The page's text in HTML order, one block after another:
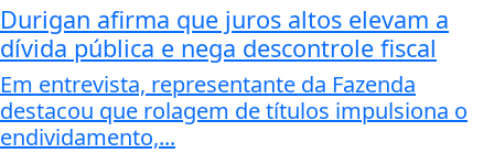
Durigan afirma que juros altos elevam a
dívida pública e nega descontrole fiscal
Em entrevista, representante da Fazenda
destacou que rolagem de títulos impulsiona o
endividamento,...